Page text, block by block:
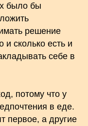
было бы
решение
и сколько есть и
себе в
потому что у
в еде.
первое, а другие